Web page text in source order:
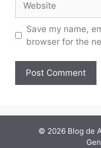
Save my name,
browser for the
© 2026 Blog de